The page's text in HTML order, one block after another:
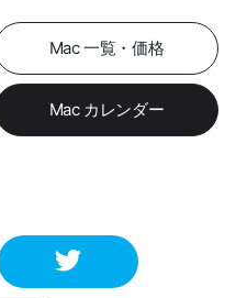
Mac 一覧・価格
Mac カレンダー